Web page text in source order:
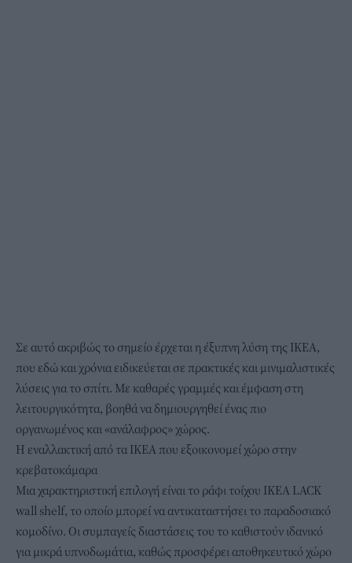
Σε αυτό ακριβώς το σημείο έρχεται η έξυπνη λύση της IKEA,
που εδώ και χρόνια ειδικεύεται σε πρακτικές και μινιμαλιστικές
λύσεις για το σπίτι. Με καθαρές γραμμές και έμφαση στη
λειτουργικότητα, βοηθά να δημιουργηθεί ένας πιο
οργανωμένος και «ανάλαφρος» χώρος.
Η εναλλακτική από τα ΙΚΕΑ που εξοικονομεί χώρο στην
κρεβατοκάμαρα
Μια χαρακτηριστική επιλογή είναι το ράφι τοίχου IKEA LACK
wall shelf, το οποίο μπορεί να αντικαταστήσει το παραδοσιακό
κομοδίνο. Οι συμπαγείς διαστάσεις του το καθιστούν ιδανικό
για μικρά υπνοδωμάτια, καθώς προσφέρει αποθηκευτικό χώρο